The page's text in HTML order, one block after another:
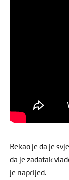
Rekao je da je
da je zadatak
je naprijed.